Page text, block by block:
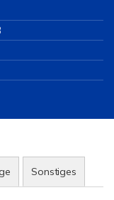
Sonstiges